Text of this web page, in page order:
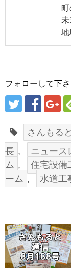
町
地
フォローして下
さんもる
長 , ニュース
ム , 住宅設備
ーム , 水道工